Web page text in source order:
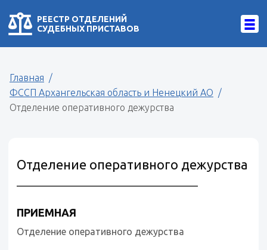
РЕЕСТР ОТДЕЛЕНИЙ
СУДЕБНЫХ ПРИСТАВОВ
Главная
ФССП Архангельская область и Ненецкий АО
Отделение оперативного дежурства
Отделение оперативного дежурства
ПРИЕМНАЯ
Отделение оперативного дежурства